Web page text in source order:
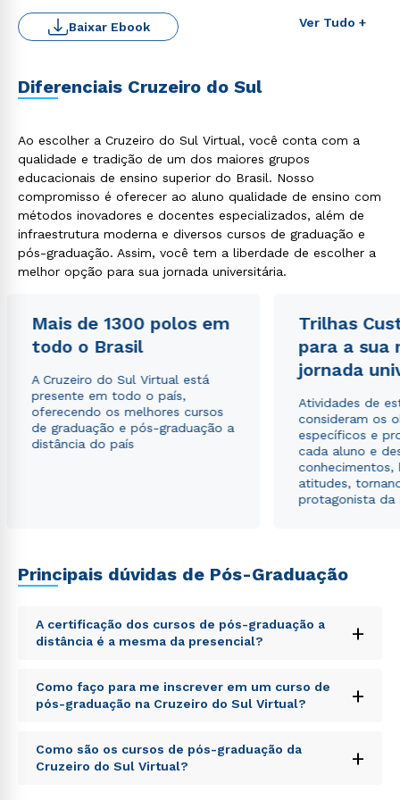
Ver Tudo +
Baixar Ebook
Diferenciais Cruzeiro do Sul
Ao escolher a Cruzeiro do Sul Virtual, você conta com a
qualidade e tradição de um dos maiores grupos
educacionais de ensino superior do Brasil. Nosso
compromisso é oferecer ao aluno qualidade de ensino com
métodos inovadores e docentes especializados, além de
infraestrutura moderna e diversos cursos de graduação e
pós-graduação. Assim, você tem a liberdade de escolher a
melhor opção para sua jornada universitária.
Mais de 1300 polos em
todo o Brasil
A Cruzeiro do Sul Virtual está
presente em todo o país,
oferecendo os melhores cursos
de graduação e pós-graduação a
distância do país
Trilhas
para a sua
jornada
Atividades de
consideram os
específicos e
cada aluno e
conhecimentos,
atitudes,
protagonista da
Principais dúvidas de Pós-Graduação
A certificação dos cursos de pós-graduação a
distância é a mesma da presencial?
+
Sed ut perspiciatis unde omnis iste natus error sit
voluptatem accusantium doloremque laudantium,
totam rem aperiam, eaque ipsa quae ab illo inventore
explicabo. Nemo enim ipsam voluptatem quia
voluptas sit aspernatur aut odit aut fugit, sed quia
Como faço para me inscrever em um curso de
pós-graduação na Cruzeiro do Sul Virtual?
+
Sed ut perspiciatis unde omnis iste natus error sit
voluptatem accusantium doloremque laudantium,
Como são os cursos de pós-graduação da
Cruzeiro do Sul Virtual?
+
Rápido e fácil
WhatsApp
ou
Estou de acordo com a Política de Privacidade.e
autorizo que meus dados sejam utilizados para o
envio de conteúdos da Cruzeiro do Sul.